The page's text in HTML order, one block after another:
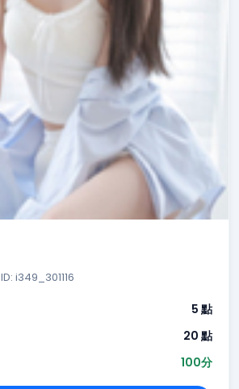
ID: i349_301116
5 點
20 點
100分